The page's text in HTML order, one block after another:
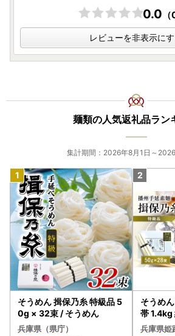
0.0
レビューを非表示に
麺類の人気返礼品ラン
集計期間：2026年8月1日～
そうめん 揖保乃糸 特級品 5
0g × 32束 / そうめん
兵庫県（県庁）
そうめ
帯 1.4kg
兵庫県姫